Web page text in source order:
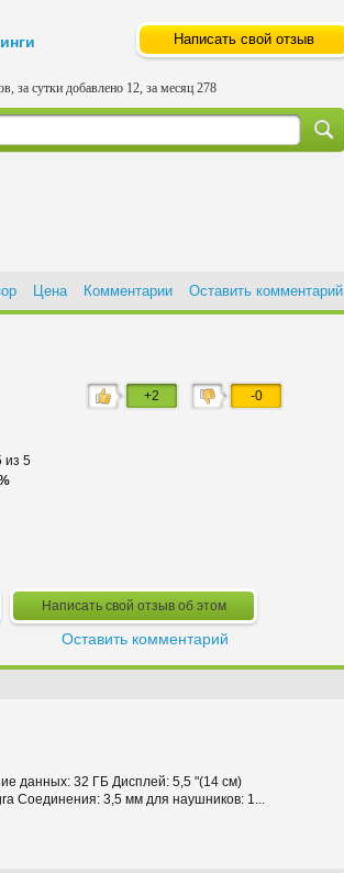
Написать свой отзыв
за сутки добавлено 12, за месяц 278
Цена Комментарии Оставить комментарий
+2 -0
из 5
Написать свой отзыв об этом
Оставить комментарий
данных: 32 ГБ Дисплей: 5,5 "(14 см)
Соединения: 3,5 мм для наушников: 1...